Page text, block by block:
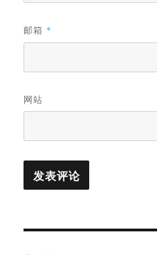
邮箱 *
网站